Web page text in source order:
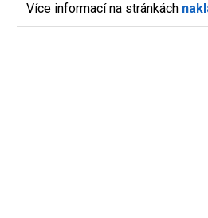
Více informací na stránkách